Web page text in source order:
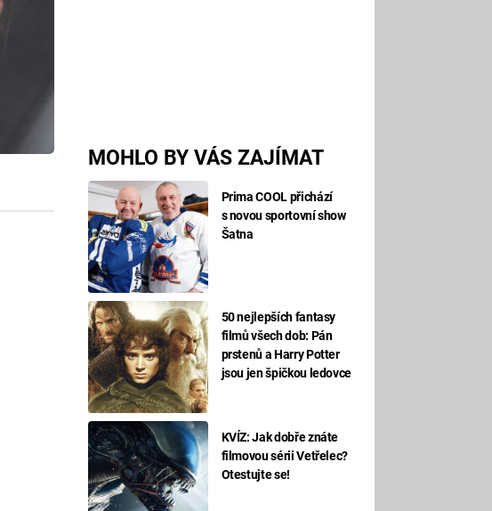
MOHLO BY VÁS ZAJÍMAT
Prima COOL přichází
s novou sportovní show
Šatna
50 nejlepších fantasy
filmů všech dob: Pán
prstenů a Harry Potter
jsou jen špičkou ledovce
KVÍZ: Jak dobře znáte
filmovou sérii Vetřelec?
Otestujte se!